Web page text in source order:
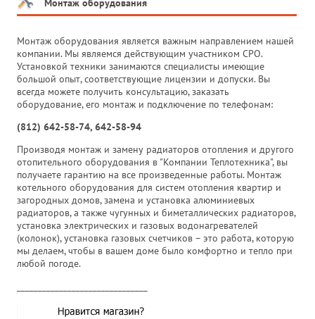
Монтаж оборудования является важным направлением нашей
компании. Мы являемся действующим участником СРО.
Установкой техники занимаются специалисты имеющие
большой опыт, соответствующие лицензии и допуски. Вы
всегда можете получить консультацию, заказать
оборудование, его монтаж и подключение по телефонам:
(812) 642-58-74, 642-58-94
Производя монтаж и замену радиаторов отопления и другого
отопительного оборудования в "Компании Теплотехника", вы
получаете гарантию на все произведенные работы. Монтаж
котельного оборудования для систем отопления квартир и
загородных домов, замена и установка алюминиевых
радиаторов, а также чугунных и биметаллических радиаторов,
установка электрических и газовых водонагревателей
(колонок), установка газовых счетчиков – это работа, которую
мы делаем, чтобы в вашем доме было комфортно и тепло при
любой погоде.